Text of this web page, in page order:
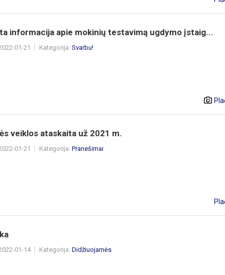
informacija apie mokinių testavimą ugdymo įstaig...
01-21 Kategorija: Svarbu!
veiklos ataskaita už 2021 m.
01-21 Kategorija: Pranešimai
01-14 Kategorija: Didžiuojamės